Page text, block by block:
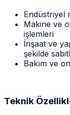
Endüstriyel
Makine ve
işlemleri
İnşaat ve
şekilde
Bakım ve
Teknik